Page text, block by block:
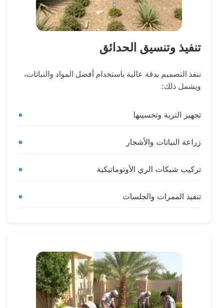
تنفيذ وتنسيق الحدائق
ننفذ التصميم بدقة عالية باستخدام أفضل المواد والنباتات،
ويشمل ذلك:
تجهيز التربة وتحسينها
زراعة النباتات والأشجار
تركيب شبكات الري الأوتوماتيكية
تنفيذ الممرات والجلسات